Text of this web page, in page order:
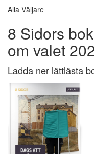
Alla Väljare
8 Sidors bok
om valet
Ladda ner lättlästa